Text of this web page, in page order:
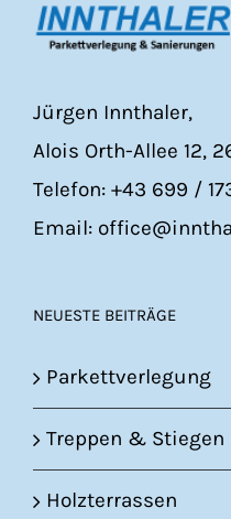
Jürgen Innthaler,
Alois Orth-Allee 12,
Telefon: +43 699 /
Email:
NEUESTE BEITRÄGE
Parkettverlegung
Treppen & Stiegen
Holzterrassen